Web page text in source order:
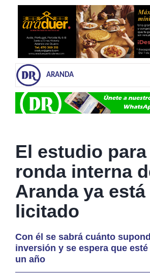
ARANDA
El estudio
ronda interna
Aranda ya está
licitado
Con él se sabrá cuánto
inversión y se espera que
un año